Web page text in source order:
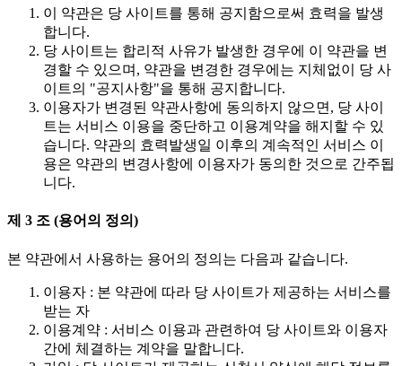
이 약관은 당 사이트를 통해 공지함으로써 효력을 발생
합니다.
당 사이트는 합리적 사유가 발생한 경우에 이 약관을 변
경할 수 있으며, 약관을 변경한 경우에는 지체없이 당 사
이트의 "공지사항"을 통해 공지합니다.
이용자가 변경된 약관사항에 동의하지 않으면, 당 사이
트는 서비스 이용을 중단하고 이용계약을 해지할 수 있
습니다. 약관의 효력발생일 이후의 계속적인 서비스 이
용은 약관의 변경사항에 이용자가 동의한 것으로 간주됩
니다.
제 3 조 (용어의 정의)
본 약관에서 사용하는 용어의 정의는 다음과 같습니다.
이용자 : 본 약관에 따라 당 사이트가 제공하는 서비스를
받는 자
이용계약 : 서비스 이용과 관련하여 당 사이트와 이용자
간에 체결하는 계약을 말합니다.